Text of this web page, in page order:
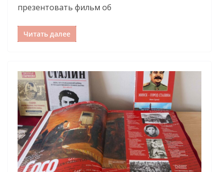
презентовать фильм об
Читать далее